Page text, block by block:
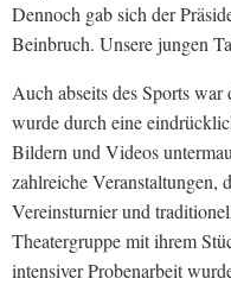
Dennoch gab sich der
Beinbruch. Unsere jungen
Auch abseits des Sports
wurde durch eine
Bildern und Videos
zahlreiche Veranstaltungen,
Vereinsturnier und
Theatergruppe mit ihrem
intensiver Probenarbeit